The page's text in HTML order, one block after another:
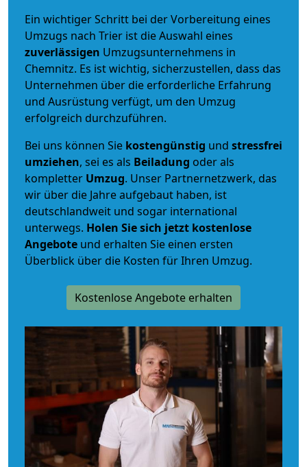
Ein wichtiger Schritt bei der Vorbereitung eines
Umzugs nach Trier ist die Auswahl eines
zuverlässigen Umzugsunternehmens in
Chemnitz. Es ist wichtig, sicherzustellen, dass das
Unternehmen über die erforderliche Erfahrung
und Ausrüstung verfügt, um den Umzug
erfolgreich durchzuführen.
Bei uns können Sie kostengünstig und stressfrei
umziehen, sei es als Beiladung oder als
kompletter Umzug. Unser Partnernetzwerk, das
wir über die Jahre aufgebaut haben, ist
deutschlandweit und sogar international
unterwegs. Holen Sie sich jetzt kostenlose
Angebote und erhalten Sie einen ersten
Überblick über die Kosten für Ihren Umzug.
Kostenlose Angebote erhalten